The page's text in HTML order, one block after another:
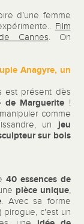
d’une femme
Film
Cannes. On
Anagyre, un
est présent dès
de Marguerite !
comme
un jeu
sur bois
40 essences de
pièce unique,
. Avec sa forme
pirogue, c'est un